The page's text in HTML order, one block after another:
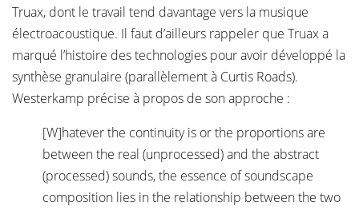
Truax, dont le travail tend davantage vers la musique
électroacoustique. Il faut d’ailleurs rappeler que Truax a
marqué l’histoire des technologies pour avoir développé la
synthèse granulaire (parallèlement à Curtis Roads).
Westerkamp précise à propos de son approche :
[W]hatever the continuity is or the proportions are
between the real (unprocessed) and the abstract
(processed) sounds, the essence of soundscape
composition lies in the relationship between the two